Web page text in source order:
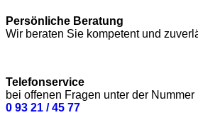
Persönliche Beratung
Wir beraten Sie kompetent und
Telefonservice
bei offenen Fragen unter der Nummer
0 93 21 / 45 77